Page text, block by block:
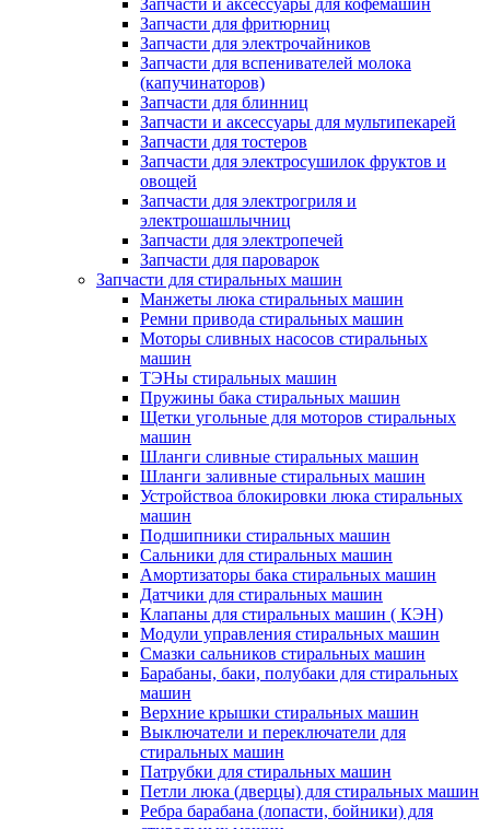
Запчасти и аксессуары для кофемашин
Запчасти для фритюрниц
Запчасти для электрочайников
Запчасти для вспенивателей молока
(капучинаторов)
Запчасти для блинниц
Запчасти и аксессуары для мультипекарей
Запчасти для тостеров
Запчасти для электросушилок фруктов и
овощей
Запчасти для электрогриля и
электрошашлычниц
Запчасти для электропечей
Запчасти для пароварок
Запчасти для стиральных машин
Манжеты люка стиральных машин
Ремни привода стиральных машин
Моторы сливных насосов стиральных
машин
ТЭНы стиральных машин
Пружины бака стиральных машин
Щетки угольные для моторов стиральных
машин
Шланги сливные стиральных машин
Шланги заливные стиральных машин
Устройствоа блокировки люка стиральных
машин
Подшипники стиральных машин
Сальники для стиральных машин
Амортизаторы бака стиральных машин
Датчики для стиральных машин
Клапаны для стиральных машин ( КЭН)
Модули управления стиральных машин
Смазки сальников стиральных машин
Барабаны, баки, полубаки для стиральных
машин
Верхние крышки стиральных машин
Выключатели и переключатели для
стиральных машин
Патрубки для стиральных машин
Петли люка (дверцы) для стиральных машин
Ребра барабана (лопасти, бойники) для